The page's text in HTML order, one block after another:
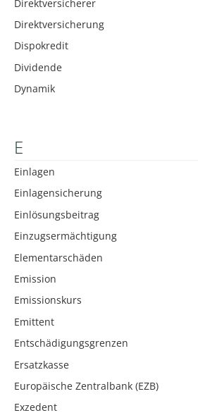
Direktversicherer
Direktversicherung
Dispokredit
Dividende
Dynamik
E
Einlagen
Einlagensicherung
Einlösungsbeitrag
Einzugsermächtigung
Elementarschäden
Emission
Emissionskurs
Emittent
Entschädigungsgrenzen
Ersatzkasse
Europäische Zentralbank (EZB)
Exzedent